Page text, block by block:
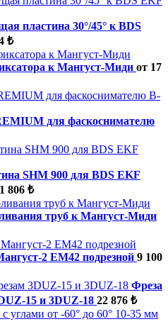
пластина 30°/45° к BDS
₺
к Мангуст-Миди от 17
для фаскоснимателю
SHM 900 для BDS EKF
1 806 ₺
труб к Мангуст-Миди
2 ЕМ42 подрезной 9 100
Фреза
15 и 3DUZ-18 22 876 ₺